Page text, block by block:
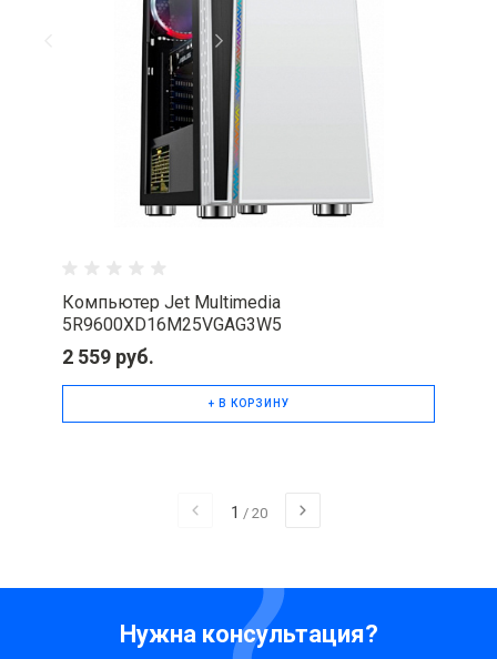
Компьютер Jet Multimedia
5R9600XD16M25VGAG3W5
2 559 руб.
+ В КОРЗИНУ
1 / 20
Нужна консультация?